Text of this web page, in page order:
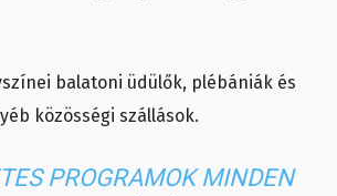
balatoni üdülők, plébániák és
közösségi szállások.
PROGRAMOK MINDEN